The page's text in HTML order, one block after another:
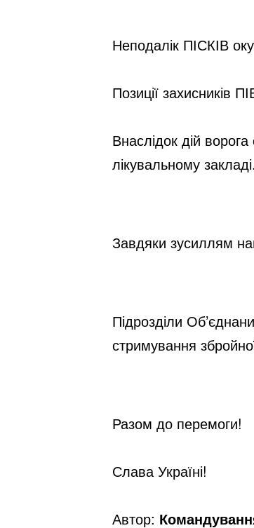
Неподалік ПІСКІВ
Позиції захисників
Внаслідок дій
лікувальному
Завдяки зусиллям
Підрозділи
стримування
Разом до перемоги!
Слава Україні!
Автор: